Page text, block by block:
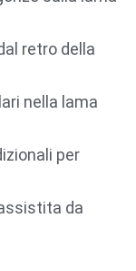
retro della
nella lama
per
da